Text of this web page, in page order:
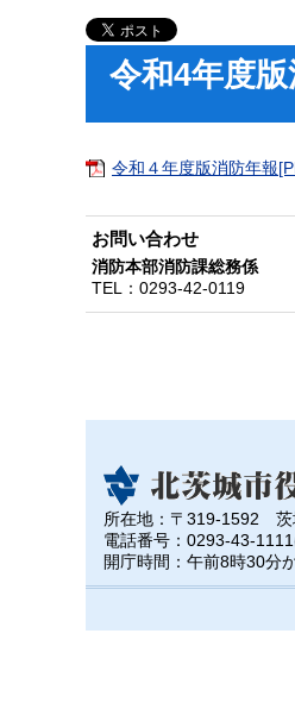
令和4年度
令和４年度版消防年報
お問い合わせ
消防本部消防課総務係
TEL： 0293-42-0119
所在地：〒319-1592 茨
電話番号：0293-43-
開庁時間：午前8時30分